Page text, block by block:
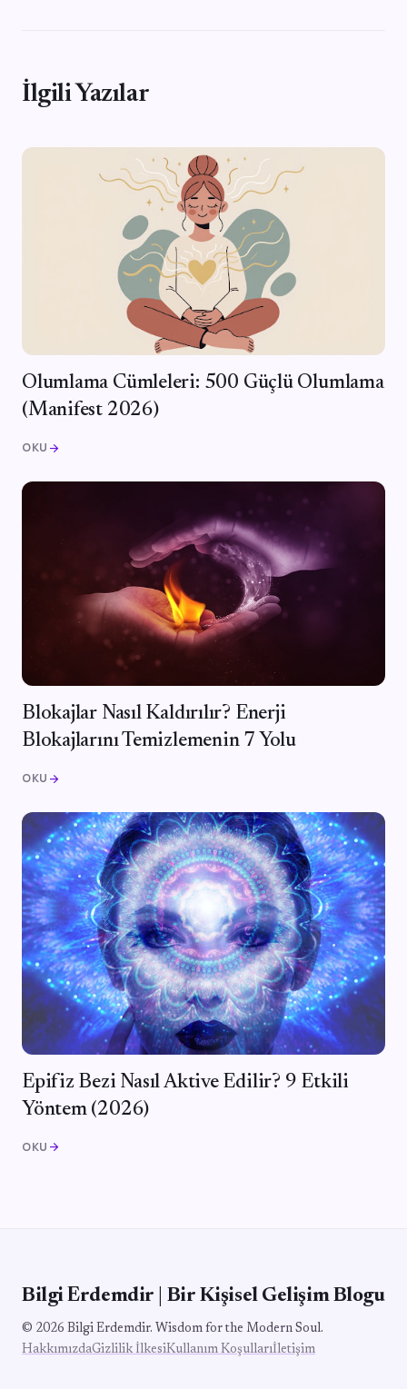
İlgili Yazılar
Olumlama Cümleleri: 500 Güçlü Olumlama
(Manifest 2026)
OKU arrow_forward
Blokajlar Nasıl Kaldırılır? Enerji
Blokajlarını Temizlemenin 7 Yolu
OKU arrow_forward
Epifiz Bezi Nasıl Aktive Edilir? 9 Etkili
Yöntem (2026)
OKU arrow_forward
Bilgi Erdemdir | Bir Kişisel Gelişim Blogu
© 2026 Bilgi Erdemdir. Wisdom for the Modern Soul.
HakkımızdaGizlilik İlkesiKullanım Koşullarıİletişim